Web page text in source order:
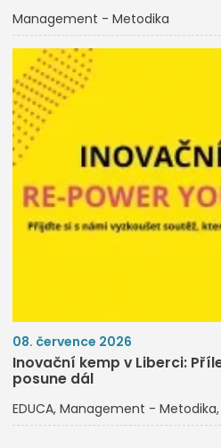
Management - Metodika
08. července 2026
Inovační kemp v Liberci:
posune dál
EDUCA Management - Metodika